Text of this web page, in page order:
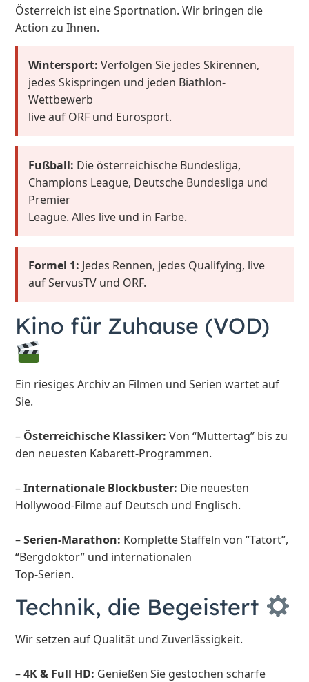
Österreich ist eine Sportnation. Wir bringen die
Action zu Ihnen.
Wintersport: Verfolgen Sie jedes Skirennen,
jedes Skispringen und jeden Biathlon-
Wettbewerb
live auf ORF und Eurosport.
Fußball: Die österreichische Bundesliga,
Champions League, Deutsche Bundesliga und
Premier
League. Alles live und in Farbe.
Formel 1: Jedes Rennen, jedes Qualifying, live
auf ServusTV und ORF.
Kino für Zuhause (VOD)
Ein riesiges Archiv an Filmen und Serien wartet auf
Sie.
– Österreichische Klassiker: Von “Muttertag” bis zu
den neuesten Kabarett-Programmen.
–Internationale Blockbuster: Die neuesten
Hollywood-Filme auf Deutsch und Englisch.
–Serien-Marathon: Komplette Staffeln von “Tatort”,
“Bergdoktor” und internationalen
Top-Serien.
Technik, die Begeistert
Wir setzen auf Qualität und Zuverlässigkeit.
–4K & Full HD: Genießen Sie gestochen scharfe